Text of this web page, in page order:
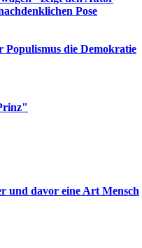
Populismus die Demokratie